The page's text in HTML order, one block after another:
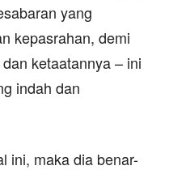
yang
kepasrahan, demi
ketaatannya – ini
indah dan
ini, maka dia benar-